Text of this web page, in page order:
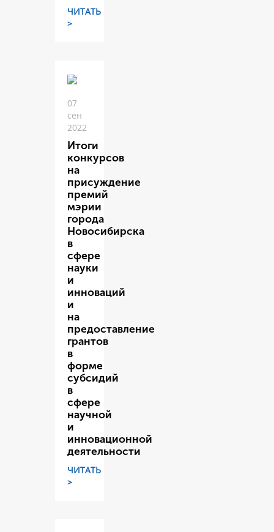
ЧИТАТЬ
>
07
сен
2022
Итоги
конкурсов
на
присуждение
премий
мэрии
города
Новосибирска
в
сфере
науки
и
инноваций
и
на
предоставление
грантов
в
форме
субсидий
в
сфере
научной
и
инновационной
деятельности
ЧИТАТЬ
>